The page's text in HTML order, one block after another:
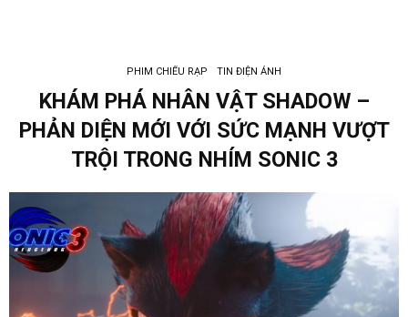
PHIM CHIẾU RẠP TIN ĐIỆN ẢNH
KHÁM PHÁ NHÂN VẬT SHADOW –
PHẢN DIỆN MỚI VỚI SỨC MẠNH VƯỢT
TRỘI TRONG NHÍM SONIC 3